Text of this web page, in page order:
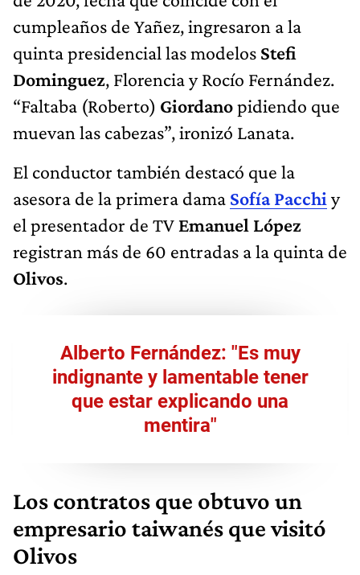
cumpleaños de Yañez, ingresaron a la
quinta presidencial las modelos Stefi
Dominguez, Florencia y Rocío Fernández.
“Faltaba (Roberto) Giordanopidiendo que
muevan las cabezas”, ironizó Lanata.
El conductor también destacó que la
asesora de la primera dama Sofía Pacchi y
el presentador de TV Emanuel López
registran más de 60 entradas a la quinta de
Olivos.
Alberto Fernández: "Es muy
indignante y lamentable tener
que estar explicando una
mentira"
Los contratos que obtuvo un
empresario taiwanés que visitó
Olivos